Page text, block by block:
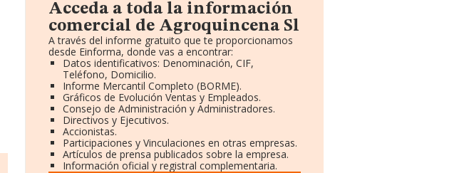
Acceda a toda la información
comercial de Agroquincena Sl
A través del informe gratuito que te proporcionamos
desde Einforma, donde vas a encontrar:
Datos identificativos: Denominación, CIF,
Teléfono, Domicilio.
Informe Mercantil Completo (BORME).
Gráficos de Evolución Ventas y Empleados.
Consejo de Administración y Administradores.
Directivos y Ejecutivos.
Accionistas.
Participaciones y Vinculaciones en otras empresas.
Artículos de prensa publicados sobre la empresa.
Información oficial y registral complementaria.